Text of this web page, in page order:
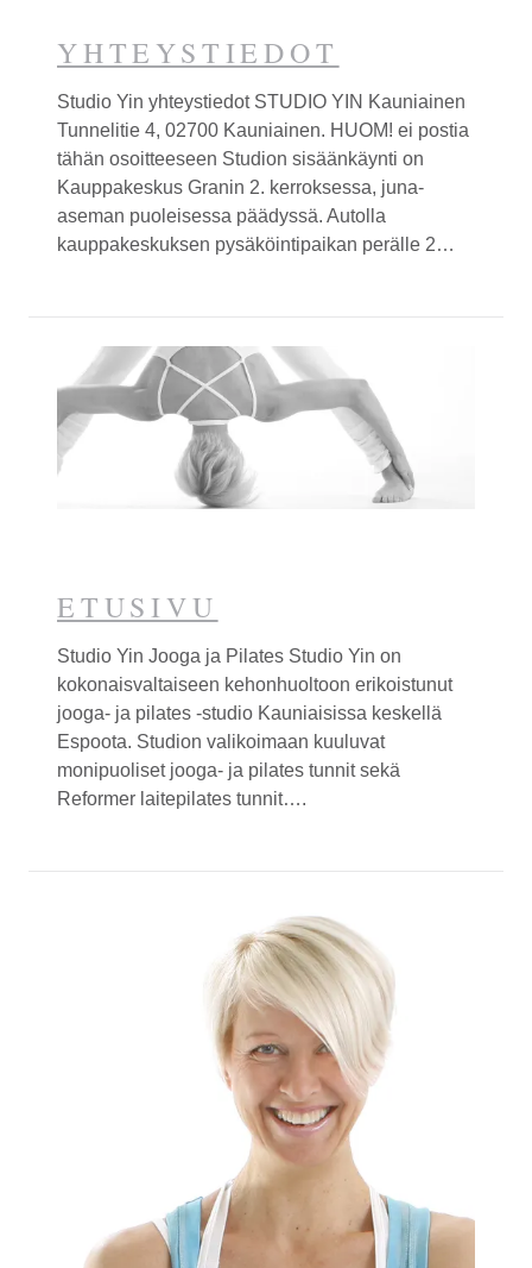
YHTEYS­TIEDOT
Studio Yin yhteystiedot STUDIO YIN Kauniainen
Tunnelitie 4, 02700 Kauniainen. HUOM! ei postia
tähän osoitteeseen Studion sisäänkäynti on
Kauppakeskus Granin 2. kerroksessa, juna-
aseman puoleisessa päädyssä. Autolla
kauppakeskuksen pysäköintipaikan perälle 2…
ETUSIVU
Studio Yin Jooga ja Pilates Studio Yin on
kokonaisvaltaiseen kehonhuoltoon erikoistunut
jooga- ja pilates -studio Kauniaisissa keskellä
Espoota. Studion valikoimaan kuuluvat
monipuoliset jooga- ja pilates tunnit sekä
Reformer laitepilates tunnit….